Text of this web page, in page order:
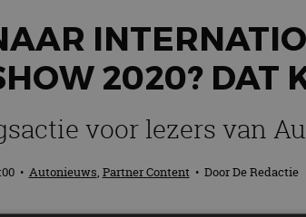
2020? DAT
voor lezers van
• Autonieuws, Partner Content• DoorDe Redactie